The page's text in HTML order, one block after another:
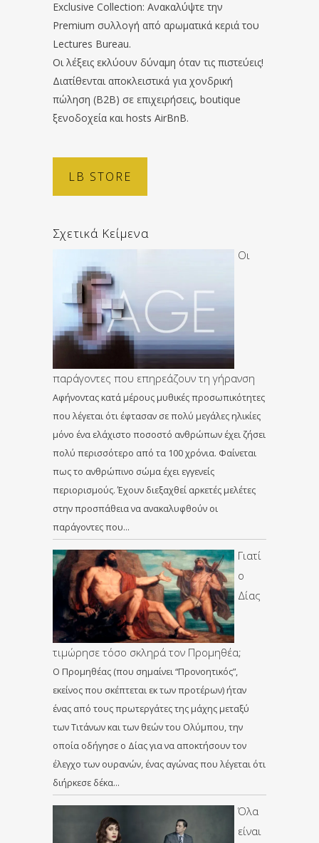
Exclusive Collection: Ανακαλύψτε την
Premium συλλογή από αρωματικά κεριά του
Lectures Bureau.
Οι λέξεις εκλύουν δύναμη όταν τις πιστεύεις!
Διατίθενται αποκλειστικά για χονδρική
πώληση (B2B) σε επιχειρήσεις, boutique
ξενοδοχεία και hosts AirBnB.
LB STORE
Σχετικά Κείμενα
Οι
παράγοντες που επηρεάζουν τη γήρανση
Αφήνοντας κατά μέρους μυθικές προσωπικότητες
που λέγεται ότι έφτασαν σε πολύ μεγάλες ηλικίες
μόνο ένα ελάχιστο ποσοστό ανθρώπων έχει ζήσει
πολύ περισσότερο από τα 100 χρόνια. Φαίνεται
πως το ανθρώπινο σώμα έχει εγγενείς
περιορισμούς. Έχουν διεξαχθεί αρκετές μελέτες
στην προσπάθεια να ανακαλυφθούν οι
παράγοντες που…
Γιατί
ο
Δίας
τιμώρησε τόσο σκληρά τον Προμηθέα;
Ο Προμηθέας (που σημαίνει “Προνοητικός”,
εκείνος που σκέπτεται εκ των προτέρων) ήταν
ένας από τους πρωτεργάτες της μάχης μεταξύ
των Τιτάνων και των θεών του Ολύμπου, την
οποία οδήγησε ο Δίας για να αποκτήσουν τον
έλεγχο των ουρανών, ένας αγώνας που λέγεται ότι
διήρκεσε δέκα…
Όλα
είναι